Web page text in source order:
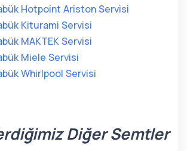
Hotpoint Ariston Servisi
Kiturami Servisi
MAKTEK Servisi
Miele Servisi
Whirlpool Servisi
Diğer Semtler